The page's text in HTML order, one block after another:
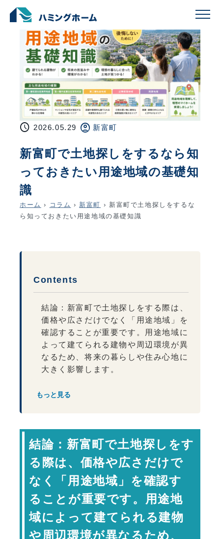
schedule 2026.05.29 account_circle 新富町
新富町で土地探しをするなら知
っておきたい用途地域の基礎知
識
ホーム › コラム › 新富町 › 新富町で土地探しをするな
ら知っておきたい用途地域の基礎知識
Contents
結論：新富町で土地探しをする際は、
価格や広さだけでなく「用途地域」を
確認することが重要です。用途地域に
よって建てられる建物や周辺環境が異
なるため、将来の暮らしや住み心地に
大きく影響します。
域
主な用途地域の特徴
新富町で土地探しをする際のポイント
用途地域だけでは分からないこともあ
る
建ぺい率と容積率も合わせて確認しよ
う
土地探しで確認したいポイント
もっと見る
結論：新富町で土地探しをす
る際は、価格や広さだけで
なく「用途地域」を確認す
ることが重要です。用途地
域によって建てられる建物
や周辺環境が異なるため、